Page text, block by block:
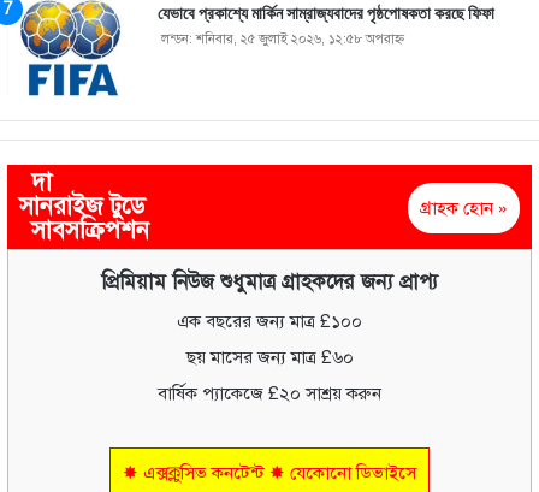
যেভাবে প্রকাশ্যে মার্কিন সাম্রাজ্যবাদের পৃষ্ঠপোষকতা করছে ফিফা
লন্ডন: শনিবার, ২৫ জুলাই ২০২৬, ১২:৫৮ অপরাহ্ণ
দা
সানরাইজ টুডে
সাবসক্রিপশন
গ্রাহক হোন »
প্রিমিয়াম নিউজ শুধুমাত্র গ্রাহকদের জন্য প্রাপ্য
এক বছরের জন্য মাত্র £১০০
ছয় মাসের জন্য মাত্র £৬০
বার্ষিক প্যাকেজে £২০ সাশ্রয় করুন
✸ এক্সক্লুসিভ কনটেন্ট ✸ যেকোনো ডিভাইসে